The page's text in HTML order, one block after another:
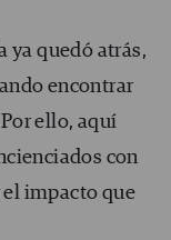
ya quedó atrás,
encontrar
ello, aquí
con
impacto que